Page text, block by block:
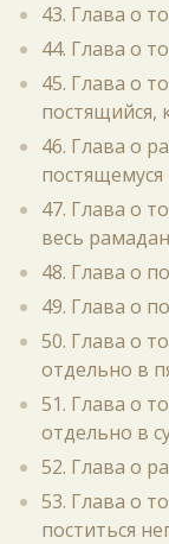
43. Глава о
44. Глава о
45. Глава о
постящийся,
46. Глава о
постящемуся
47. Глава о
весь рамадан
48. Глава о
49. Глава о
50. Глава о
отдельно в
51. Глава о
отдельно в
52. Глава о
53. Глава о
поститься